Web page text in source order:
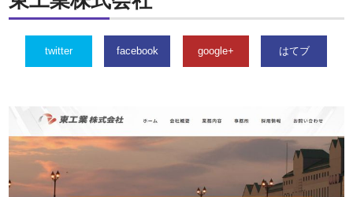
twitter facebook google+ はてブ